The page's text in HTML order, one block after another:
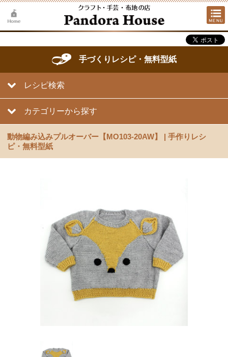
手づくりレシピ・無料型紙
レシピ検索
カテゴリーから探す
動物編み込みプルオーバー【MO103-20AW】 | 手作りレシ
ピ・無料型紙